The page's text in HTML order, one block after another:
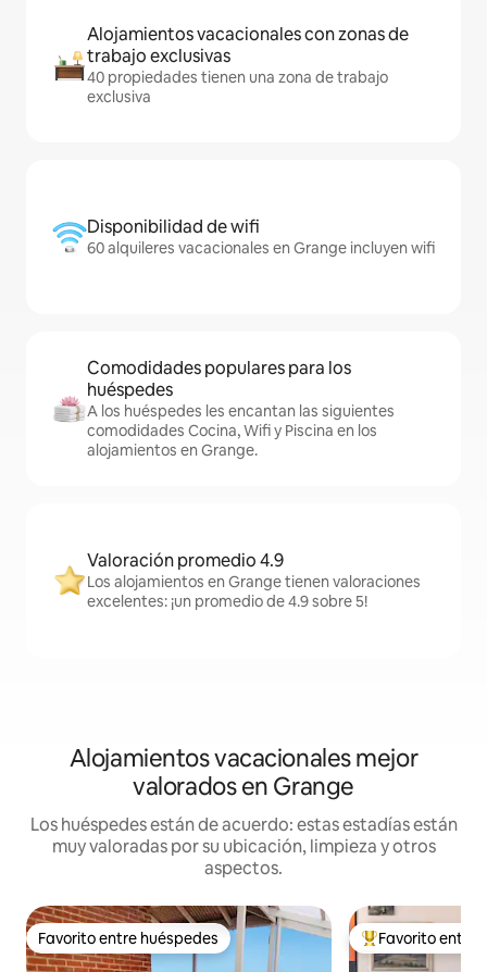
Alojamientos vacacionales con zonas de
trabajo exclusivas
40 propiedades tienen una zona de trabajo
exclusiva
Disponibilidad de wifi
60 alquileres vacacionales en Grange incluyen wifi
Comodidades populares para los
huéspedes
A los huéspedes les encantan las siguientes
comodidades Cocina, Wifi y Piscina en los
alojamientos en Grange.
Valoración promedio 4.9
Los alojamientos en Grange tienen valoraciones
excelentes: ¡un promedio de 4.9 sobre 5!
Alojamientos vacacionales mejor
valorados en Grange
Los huéspedes están de acuerdo: estas estadías están
muy valoradas por su ubicación, limpieza y otros
aspectos.
Favorito entre huéspedes
Favorito entre huéspedes Favorito entre
Favorito entre